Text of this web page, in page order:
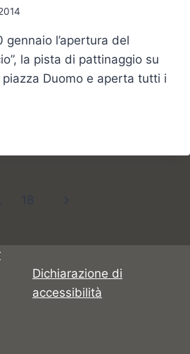
l’apertura del
la pista di pattinaggio su
Duomo e aperta tutti i
18
Dichiarazione di
accessibilità